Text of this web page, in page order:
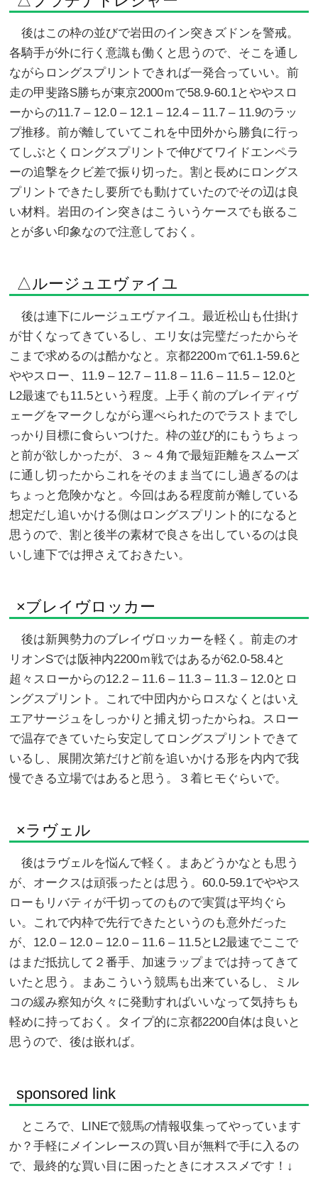
後はこの枠の並びで岩田のイン突きズドンを警戒。
各騎手が外に行く意識も働くと思うので、そこを通し
ながらロングスプリントできれば一発合っていい。前
走の甲斐路S勝ちが東京2000ｍで58.9-60.1とややスロ
ーからの11.7 – 12.0 – 12.1 – 12.4 – 11.7 – 11.9のラッ
プ推移。前が離していてこれを中団外から勝負に行っ
てしぶとくロングスプリントで伸びてワイドエンペラ
ーの追撃をクビ差で振り切った。割と長めにロングス
プリントできたし要所でも動けていたのでその辺は良
い材料。岩田のイン突きはこういうケースでも嵌るこ
とが多い印象なので注意しておく。
△ルージュエヴァイユ
後は連下にルージュエヴァイユ。最近松山も仕掛け
が甘くなってきているし、エリ女は完璧だったからそ
こまで求めるのは酷かなと。京都2200ｍで61.1-59.6と
ややスロー、11.9 – 12.7 – 11.8 – 11.6 – 11.5 – 12.0と
L2最速でも11.5という程度。上手く前のブレイディヴ
ェーグをマークしながら運べられたのでラストまでし
っかり目標に食らいつけた。枠の並び的にもうちょっ
と前が欲しかったが、３～４角で最短距離をスムーズ
に通し切ったからこれをそのまま当てにし過ぎるのは
ちょっと危険かなと。今回はある程度前が離している
想定だし追いかける側はロングスプリント的になると
思うので、割と後半の素材で良さを出しているのは良
いし連下では押さえておきたい。
×ブレイヴロッカー
後は新興勢力のブレイヴロッカーを軽く。前走のオ
リオンSでは阪神内2200ｍ戦ではあるが62.0-58.4と
超々スローからの12.2 – 11.6 – 11.3 – 11.3 – 12.0とロ
ングスプリント。これで中団内からロスなくとはいえ
エアサージュをしっかりと捕え切ったからね。スロー
で温存できていたら安定してロングスプリントできて
いるし、展開次第だけど前を追いかける形を内内で我
慢できる立場ではあると思う。３着ヒモぐらいで。
×ラヴェル
後はラヴェルを悩んで軽く。まあどうかなとも思う
が、オークスは頑張ったとは思う。60.0-59.1でややス
ローもリバティが千切ってのもので実質は平均ぐら
い。これで内枠で先行できたというのも意外だった
が、12.0 – 12.0 – 12.0 – 11.6 – 11.5とL2最速でここで
はまだ抵抗して２番手、加速ラップまでは持ってきて
いたと思う。まあこういう競馬も出来ているし、ミル
コの緩み察知が久々に発動すればいいなって気持ちも
軽めに持っておく。タイプ的に京都2200自体は良いと
思うので、後は嵌れば。
sponsored link
ところで、LINEで競馬の情報収集ってやっています
か？手軽にメインレースの買い目が無料で手に入るの
で、最終的な買い目に困ったときにオススメです！↓